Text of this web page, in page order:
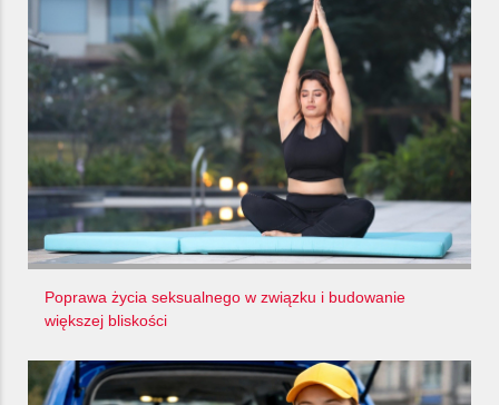
Poprawa życia seksualnego w związku i budowanie
większej bliskości